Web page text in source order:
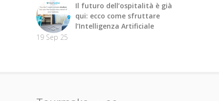
Il futuro dell’ospitalità è già
qui: ecco come sfruttare
l’Intelligenza Artificiale
19 Sep 25